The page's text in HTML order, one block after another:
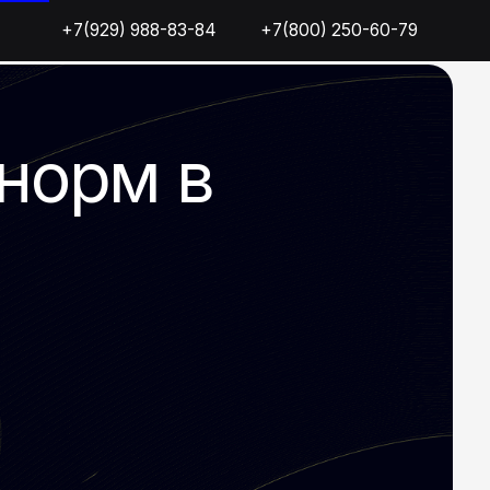
+7(800) 250-60-79
988-83-84 +7(800) 250-60-79
988-83-84
в